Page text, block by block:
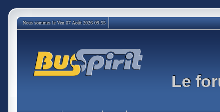
Nous sommes le Ven 07 Août 2026 09:55
Le